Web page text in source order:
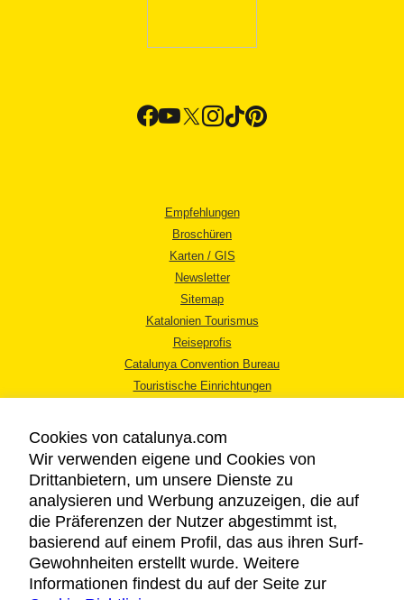
Empfehlungen
Broschüren
Karten / GIS
Newsletter
Sitemap
Katalonien Tourismus
Reiseprofis
Catalunya Convention Bureau
Touristische Einrichtungen
RECHTLICHER HINWEIS
DATENSCHUTZICHTLINIE
COOKIES
Cookies von catalunya.com
Wir verwenden eigene und Cookies von
Drittanbietern, um unsere Dienste zu
analysieren und Werbung anzuzeigen, die auf
die Präferenzen der Nutzer abgestimmt ist,
basierend auf einem Profil, das aus ihren Surf-
Gewohnheiten erstellt wurde. Weitere
Informationen findest du auf der Seite zur